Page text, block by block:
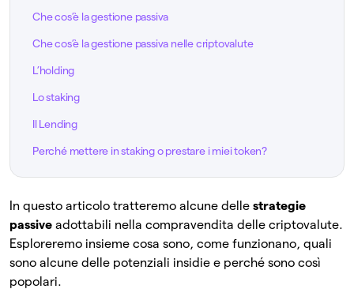
Che cos’è la gestione passiva
Che cos’è la gestione passiva nelle criptovalute
L’holding
Lo staking
Il Lending
Perché mettere in staking o prestare i miei token?
In questo articolo tratteremo alcune delle strategie
passive adottabili nella compravendita delle criptovalute.
Esploreremo insieme cosa sono, come funzionano, quali
sono alcune delle potenziali insidie ​​e perché sono così
popolari.